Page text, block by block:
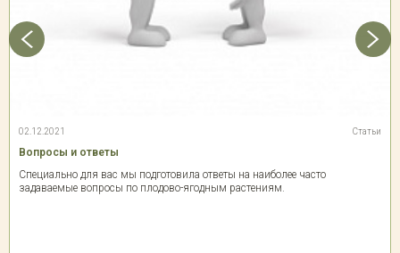
02.12.2021 Статьи
Вопросы и ответы
Специально для вас мы подготовила ответы на наиболее часто
задаваемые вопросы по плодово-ягодным растениям.